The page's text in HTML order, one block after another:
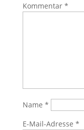
Kommentar *
Name *
E-Mail-Adresse *